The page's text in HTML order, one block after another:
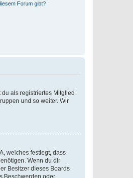
Forum gibt?
als registriertes Mitglied
und so weiter. Wir
welches festlegt, dass
Wenn du dir
Besitzer dieses Boards
Beschwerden oder